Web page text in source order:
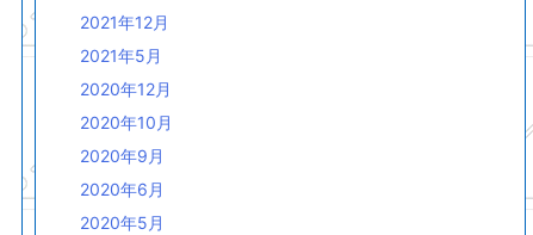
2021年12月
2021年5月
2020年12月
2020年10月
2020年9月
2020年6月
2020年5月